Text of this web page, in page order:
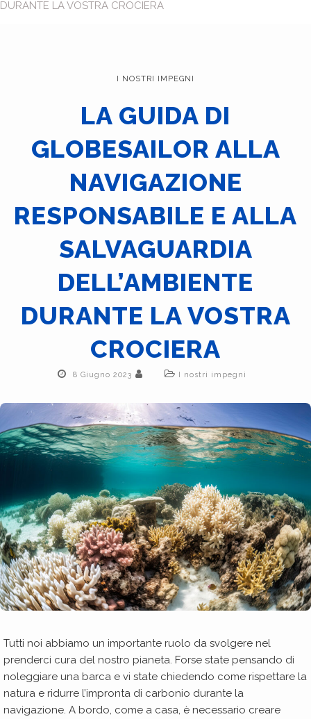
DURANTE LA VOSTRA CROCIERA
I NOSTRI IMPEGNI
LA GUIDA DI
GLOBESAILOR ALLA
NAVIGAZIONE
RESPONSABILE E ALLA
SALVAGUARDIA
DELL’AMBIENTE
DURANTE LA VOSTRA
CROCIERA
8 Giugno 2023 I nostri impegni
Tutti noi abbiamo un importante ruolo da svolgere nel
prenderci cura del nostro pianeta. Forse state pensando di
noleggiare una barca e vi state chiedendo come rispettare la
natura e ridurre l’impronta di carbonio durante la
navigazione. A bordo, come a casa, è necessario creare